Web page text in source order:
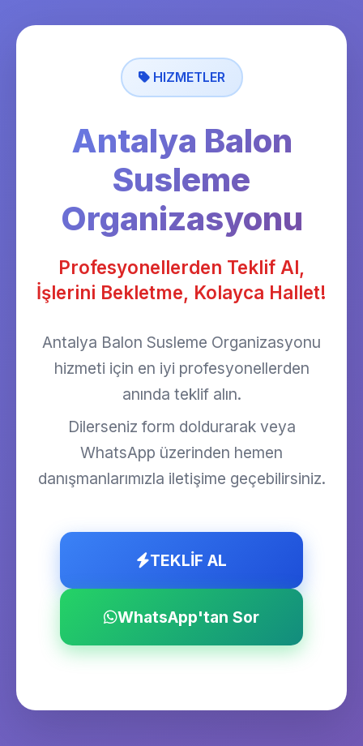
HIZMETLER
Antalya Balon
Susleme
Organizasyonu
Profesyonellerden Teklif Al,
İşlerini Bekletme, Kolayca Hallet!
Antalya Balon Susleme Organizasyonu
hizmeti için en iyi profesyonellerden
anında teklif alın.
Dilerseniz form doldurarak veya
WhatsApp üzerinden hemen
danışmanlarımızla iletişime geçebilirsiniz.
TEKLİF AL
WhatsApp'tan Sor